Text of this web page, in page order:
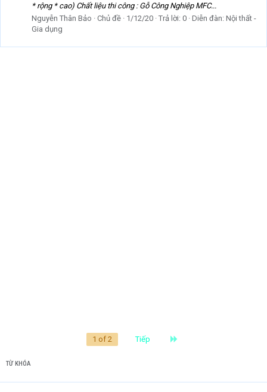
* rộng * cao) Chất liệu thi công : Gỗ Công Nghiệp MFC...
Nguyễn Thân Bảo
Chủ đề 1/12/20 Trả lời: 0 Diễn đàn: Nội thất -
Gia dụng
1 of 2 Tiếp
TỪ KHÓA